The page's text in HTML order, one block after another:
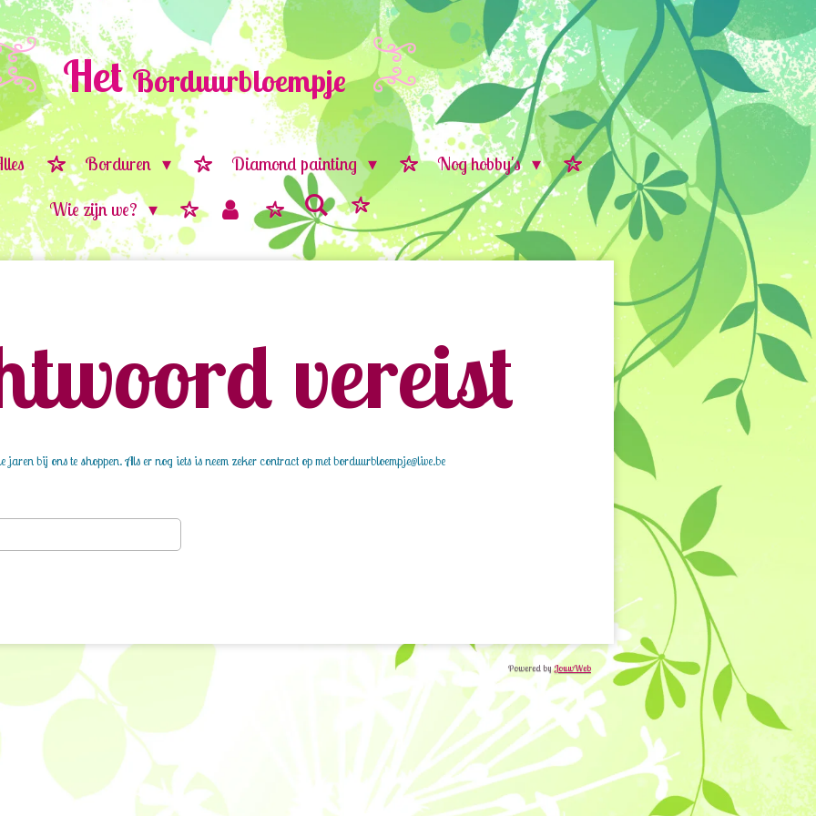
HetBorduurbloempje
Borduren Diamond painting
Nog hobby's
Wie zijn we?
vereist
bij ons te shoppen. Als er nog iets is neem zeker contract op met borduurbloempje@live.be
Powered byJouwWeb